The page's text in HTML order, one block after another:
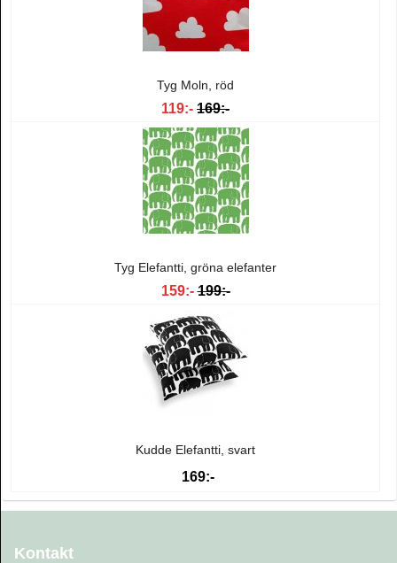
Tyg Moln, röd
119:- 169:-
Tyg Elefantti, gröna elefanter
159:- 199:-
Kudde Elefantti, svart
169:-
Kontakt